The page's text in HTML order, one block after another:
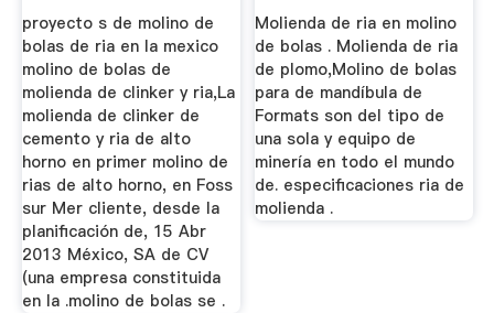
proyecto s de molino de
bolas de ria en la mexico
molino de bolas de
molienda de clinker y ria,La
molienda de clinker de
cemento y ria de alto
horno en primer molino de
rias de alto horno, en Foss
sur Mer cliente, desde la
planificación de, 15 Abr
2013 México, SA de CV
(una empresa constituida
en la .molino de bolas se .
Molienda de ria en molino
de bolas . Molienda de ria
de plomo,Molino de bolas
para de mandíbula de
Formats son del tipo de
una sola y equipo de
minería en todo el mundo
de. especificaciones ria de
molienda .